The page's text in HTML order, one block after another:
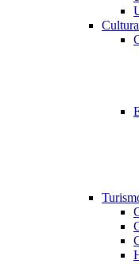
Cultura